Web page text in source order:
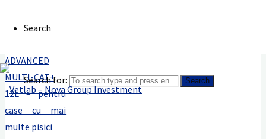
Search
Search for: Search
Vetlab